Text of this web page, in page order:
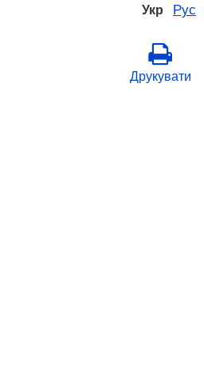
Укр Рус
Друкувати